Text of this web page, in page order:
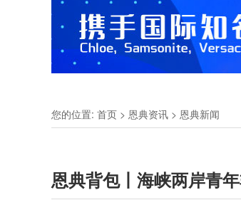
您的位置: 首页 > 恩典资讯 > 恩典新闻
恩典背包丨海峡两岸青